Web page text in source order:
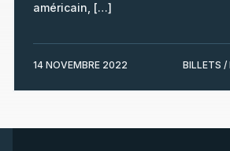
américain, […]
14 NOVEMBRE 2022 BILLETS /